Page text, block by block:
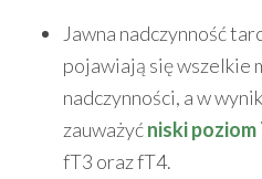
Jawna nadczynność
pojawiają się wszelkie
nadczynności, a w
zauważyćniski poziom
fT3 oraz fT4.